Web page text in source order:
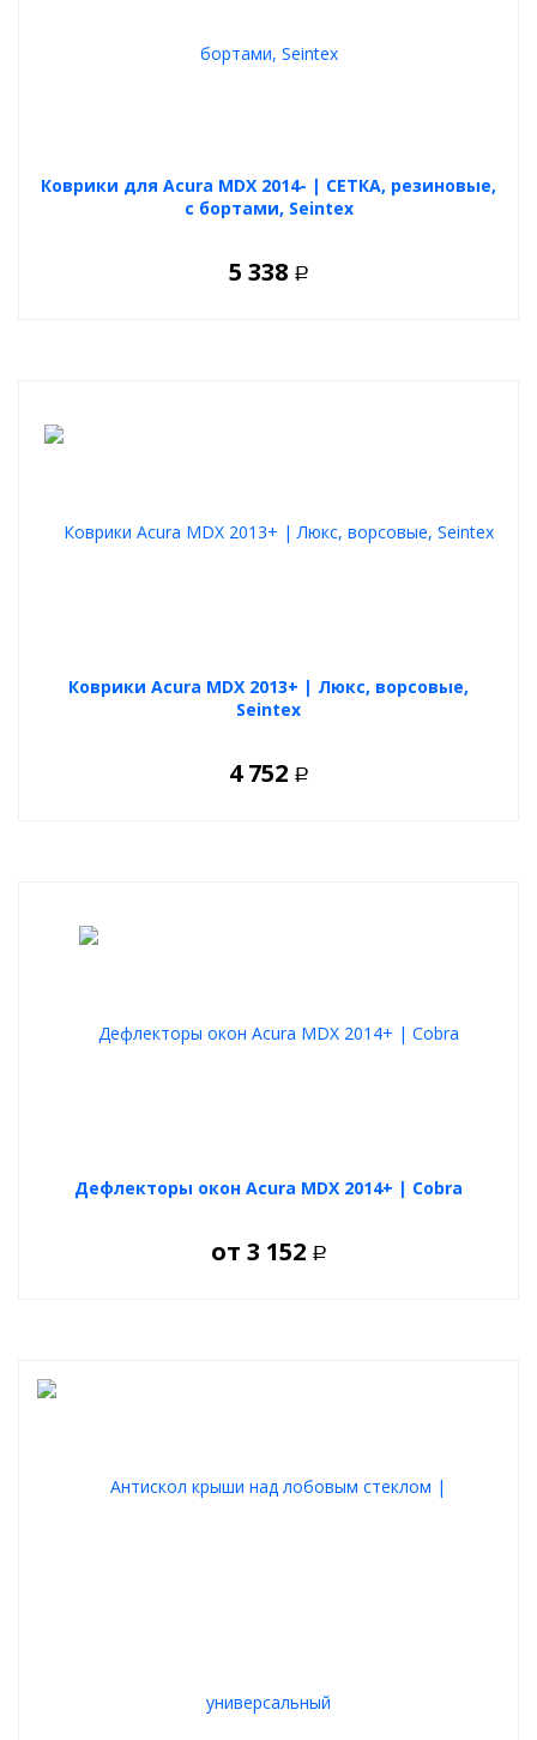
Коврики для Acura MDX 2014- | СЕТКА, резиновые,
с бортами, Seintex
5 338 Р
Коврики Acura MDX 2013+ | Люкс, ворсовые,
Seintex
4 752 Р
Дефлекторы окон Acura MDX 2014+ | Cobra
от 3 152 Р